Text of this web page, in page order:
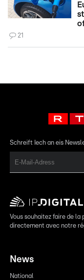
21
Schreift Iech an eis
Vous souhaitez faire de
directement avec notre
News
National